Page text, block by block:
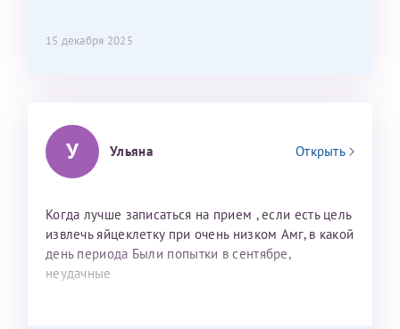
15 декабря 2025
У Ульяна Открыть
Когда лучше записаться на прием , если есть цель
извлечь яйцеклетку при очень низком Амг, в какой
день периода Были попытки в сентябре,
неудачные